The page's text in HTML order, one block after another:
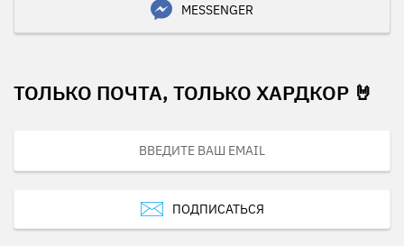
MESSENGER
ТОЛЬКО ПОЧТА, ТОЛЬКО ХАРДКОР 🤘
ПОДПИСАТЬСЯ